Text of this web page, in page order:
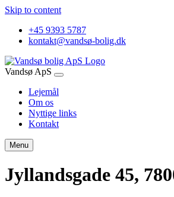
Skip to content
+45 9393 5787
kontakt@vandsø-bolig.dk
Vandsø ApS
Lejemål
Om os
Nyttige links
Kontakt
Menu
Jyllandsgade 45,